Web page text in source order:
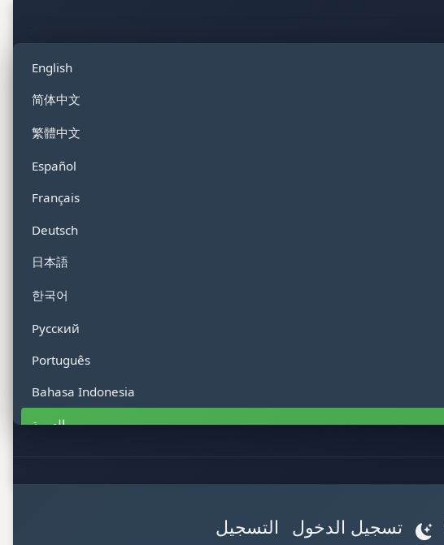
English
简体中文
繁體中文
Español
Français
Deutsch
日本語
한국어
Русский
Português
Bahasa Indonesia
العربية
Tiếng Việt
تسجيل الدخول التسجيل